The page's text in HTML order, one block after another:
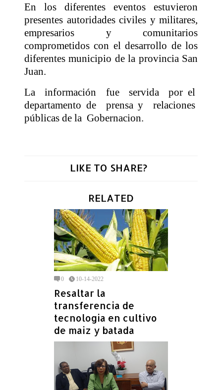
En los diferentes eventos estuvieron
presentes autoridades civiles y militares,
empresarios y comunitarios
comprometidos con el desarrollo de los
diferentes municipio de la provincia San
Juan.
La
información fue servida
por el
departamento de
prensa y
relaciones
públicas de la Gobernacion.
LIKE TO SHARE?
RELATED
0 10-14-2022
Resaltar la
transferencia de
tecnologia en cultivo
de maiz y batada